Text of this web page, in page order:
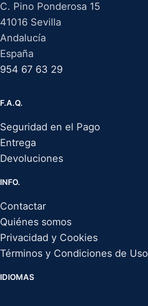
C. Pino Ponderosa 15
41016 Sevilla
Andalucía
España
954 67 63 29
F.A.Q.
Seguridad en el Pago
Entrega
Devoluciones
INFO.
Contactar
Quiénes somos
Privacidad y Cookies
Términos y Condiciones de Uso
IDIOMAS